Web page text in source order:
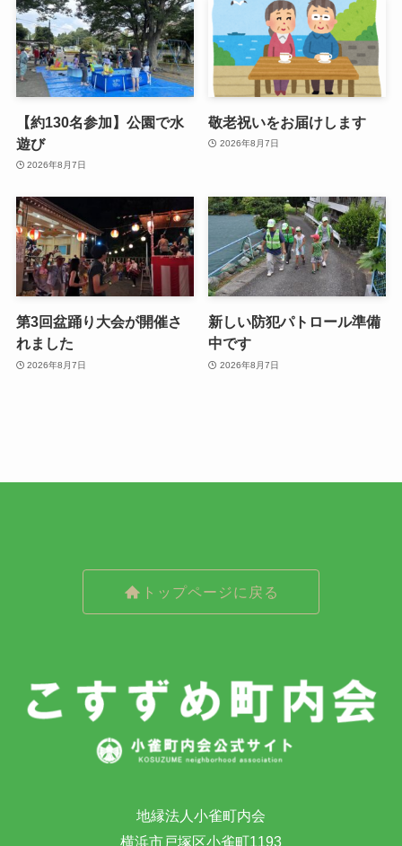
【約130名参加】公園で水
遊び
2026年8月7日
敬老祝いをお届けします
2026年8月7日
第3回盆踊り大会が開催さ
れました
2026年8月7日
新しい防犯パトロール準備
中です
2026年8月7日
トップページに戻る
地縁法人小雀町内会
横浜市戸塚区小雀町1193